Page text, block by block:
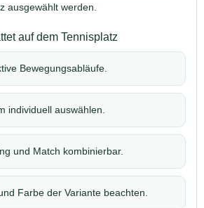
ausgewählt werden.
auf dem Tennisplatz
Bewegungsabläufe.
individuell auswählen.
und Match kombinierbar.
Farbe der Variante beachten.